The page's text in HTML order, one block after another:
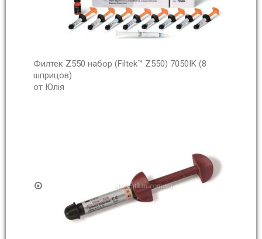
Филтек Z550 набор (Filtek™ Z550) 7050IK (8
шприцов)
от Юлія